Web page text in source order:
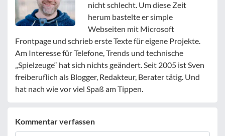
nicht schlecht. Um diese Zeit
herum bastelte er simple
Webseiten mit Microsoft
Frontpage und schrieb erste Texte für eigene Projekte.
Am Interesse für Telefone, Trends und technische
„Spielzeuge“ hat sich nichts geändert. Seit 2005 ist Sven
freiberuflich als Blogger, Redakteur, Berater tätig. Und
hat nach wie vor viel Spaß am Tippen.
Kommentar verfassen